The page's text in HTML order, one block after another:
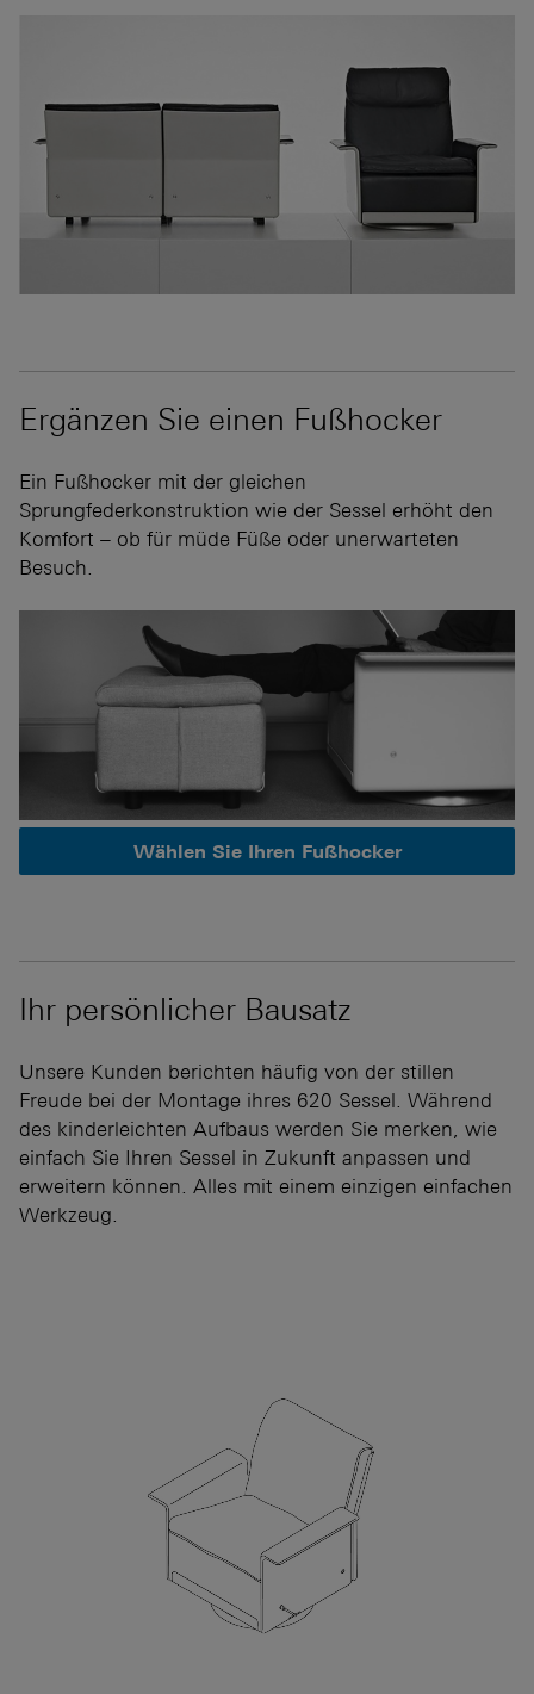
Ergänzen Sie einen Fußhocker
Ein Fußhocker mit der gleichen
Sprungfederkonstruktion wie der Sessel erhöht den
Komfort – ob für müde Füße oder unerwarteten
Besuch.
Wählen Sie Ihren Fußhocker
Ihr persönlicher Bausatz
Unsere Kunden berichten häufig von der stillen
Freude bei der Montage ihres 620 Sessel. Während
des kinderleichten Aufbaus werden Sie merken, wie
einfach Sie Ihren Sessel in Zukunft anpassen und
erweitern können. Alles mit einem einzigen einfachen
Werkzeug.